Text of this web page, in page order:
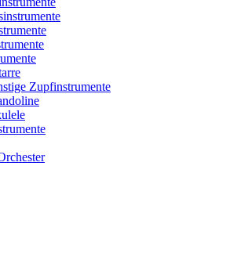
Zupfinstrumente